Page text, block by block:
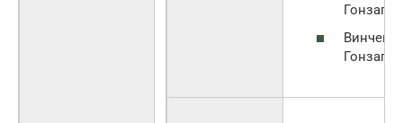
Гонзага
Гонзага